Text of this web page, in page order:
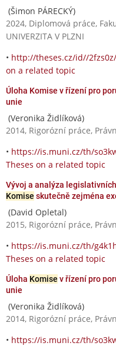
(Šimon PÁRECKÝ)
2024, Diplomová práce,
UNIVERZITA V PLZNI
• http://theses.cz/id//
on a related topic
Úloha Komise v řízení pro
unie
(Veronika Židlíková)
2014, Rigorózní práce,
• https://is.muni.cz/th/
Theses on a related topic
Vývoj a analýza
Komise skutečně zejména
(David Opletal)
2015, Rigorózní práce,
• https://is.muni.cz/th/
Theses on a related topic
Úloha Komise v řízení pro
unie
(Veronika Židlíková)
2014, Rigorózní práce,
• https://is.muni.cz/th/